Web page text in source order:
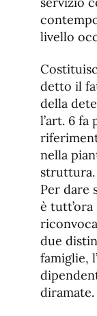
livello
detto il
della
l’art. 6 fa
nella
struttura.
Per dare
è
due
famiglie,
diramate.